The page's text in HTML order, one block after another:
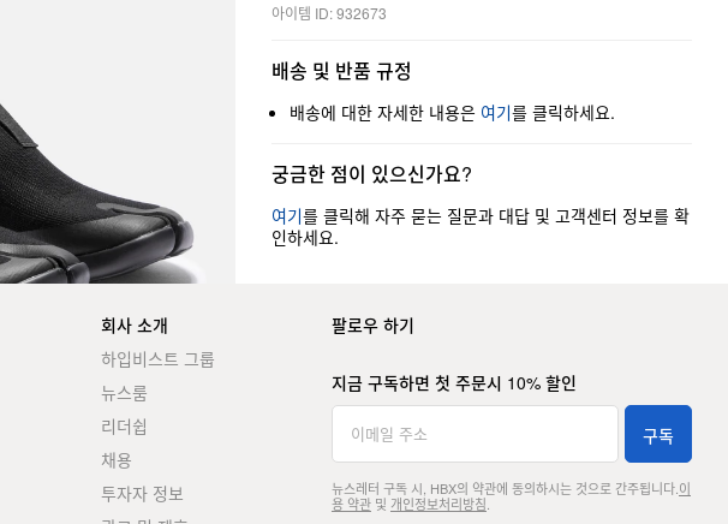
아이템 ID: 932673
배송 및 반품 규정
배송에 대한 자세한 내용은 여기를 클릭하세요.
궁금한 점이 있으신가요?
여기를 클릭해 자주 묻는 질문과 대답 및 고객센터 정보를 확
인하세요.
회사 소개
하입비스트 그룹
뉴스룸
리더쉽
채용
투자자 정보
팔로우 하기
지금 구독하면 첫 주문시 10% 할인
구독
뉴스레터 구독 시, HBX의 약관에 동의하시는 것으로 간주됩니다. 이
용 약관및 개인정보처리방침